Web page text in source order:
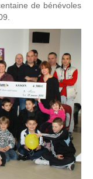
de bénévoles